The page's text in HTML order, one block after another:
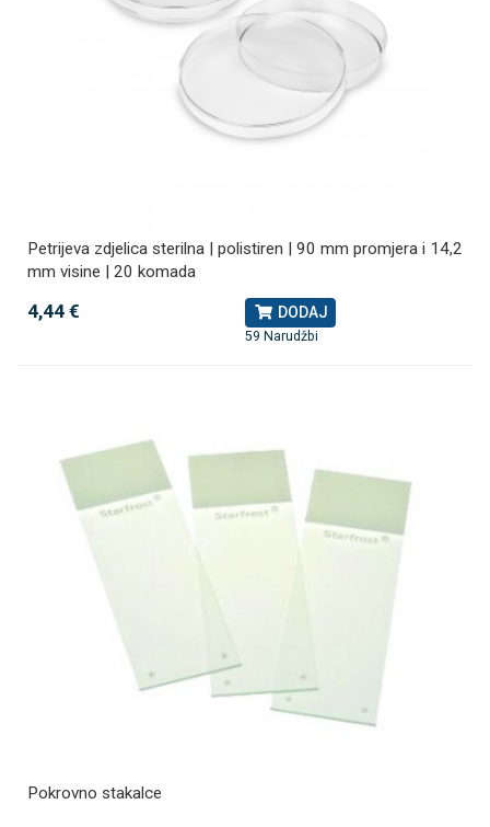
Petrijeva zdjelica sterilna | polistiren | 90 mm promjera i 14,2
mm visine | 20 komada
4,44 € DODAJ
59 Narudžbi
Pokrovno stakalce